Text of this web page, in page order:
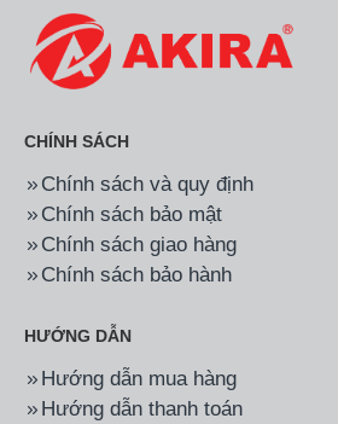
CHÍNH SÁCH
Chính sách và quy định
Chính sách bảo mật
Chính sách giao hàng
Chính sách bảo hành
HƯỚNG DẪN
Hướng dẫn mua hàng
Hướng dẫn thanh toán